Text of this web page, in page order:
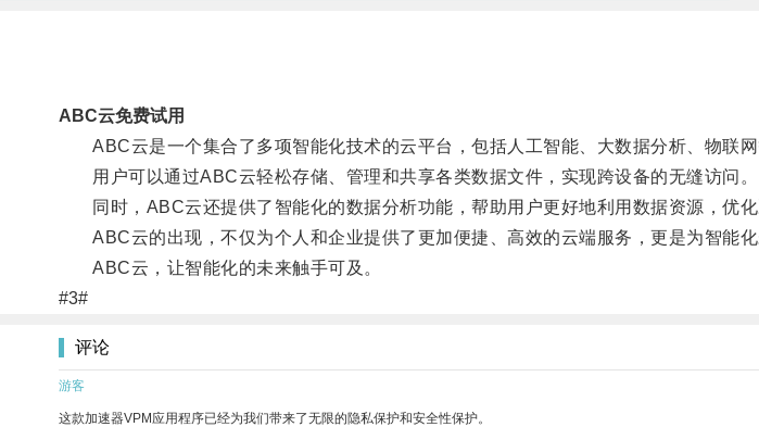
ABC云免费试用
ABC云是一个集合了多项智能化技术的云平台，包括人工智能、大数据分析、物联网
用户可以通过ABC云轻松存储、管理和共享各类数据文件，实现跨设备的无缝访问。
同时，ABC云还提供了智能化的数据分析功能，帮助用户更好地利用数据资源，优化
ABC云的出现，不仅为个人和企业提供了更加便捷、高效的云端服务，更是为智能化
ABC云，让智能化的未来触手可及。
#3#
评论
游客
这款加速器VPM应用程序已经为我们带来了无限的隐私保护和安全性保护。